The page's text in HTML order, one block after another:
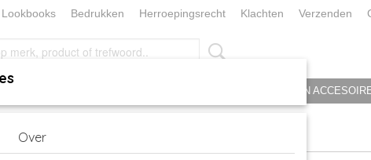
Lookbooks Bedrukken Herroepingsrecht Klachten Verzenden
KERST/FEEST KLEDING EN
Over